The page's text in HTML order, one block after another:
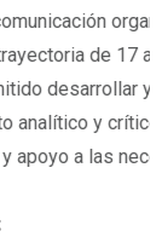
y
años en la
y poner en
para la
de